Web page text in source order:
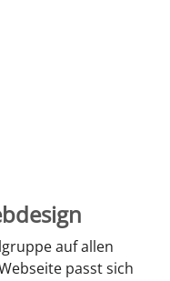
auf allen
passt sich